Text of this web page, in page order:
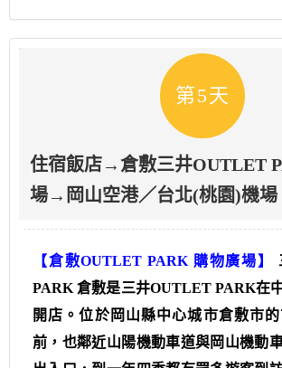
第5天
住宿飯店→倉敷三井OUTLET
場→岡山空港／台北(桃園)機場
【倉敷OUTLET PARK 購物廣場】
PARK 倉敷是三井OUTLET PARK在
開店。位於岡山縣中心城市倉敷市
前，也鄰近山陽機動車道與岡山機動